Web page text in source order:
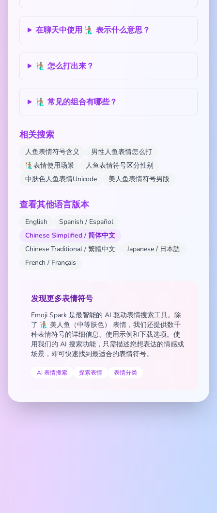
在聊天中使用 🧜🏽‍♂️ 表示什么意思？
🧜🏽‍♂️ 怎么打出来？
🧜🏽‍♂️ 常见的组合有哪些？
相关搜索
人鱼表情符号含义
男性人鱼表情怎么打
🧜🏽‍♂️表情使用场景
人鱼表情符号区分性别
中肤色人鱼表情Unicode
美人鱼表情符号男版
查看其他语言版本
English
Spanish / Español
Chinese Simplified / 简体中文
Chinese Traditional / 繁體中文
Japanese / 日本語
French / Français
发现更多表情符号
Emoji Spark 是最智能的 AI 驱动表情搜索工具。除
了 🧜🏽‍♂️ 美人鱼（中等肤色） 表情，我们还提供数千
种表情符号的详细信息、使用示例和下载选项。使
用我们的 AI 搜索功能，只需描述您想表达的情感或
场景，即可快速找到最适合的表情符号。
AI 表情搜索 探索表情 表情分类